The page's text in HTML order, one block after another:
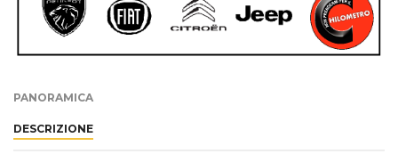
PANORAMICA
DESCRIZIONE